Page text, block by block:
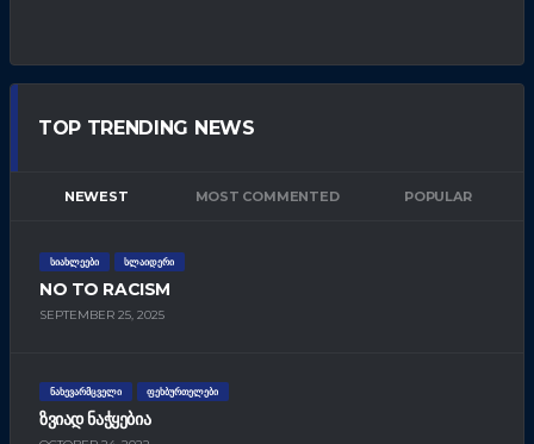
TOP TRENDING NEWS
NEWEST MOST COMMENTED POPULAR
ᲡᲘᲐᲮᲚᲔᲔᲑᲘ ᲡᲚᲐᲘᲓᲔᲠᲘ
NO TO RACISM
SEPTEMBER 25, 2025
ᲜᲐᲮᲔᲕᲐᲠᲛᲪᲕᲔᲚᲘ ᲤᲔᲮᲑᲣᲠᲗᲔᲚᲔᲑᲘ
ᲖᲕᲘᲐᲓ ᲜᲐᲭᲧᲔᲑᲘᲐ